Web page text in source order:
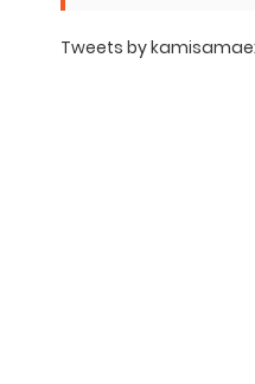
Tweets by